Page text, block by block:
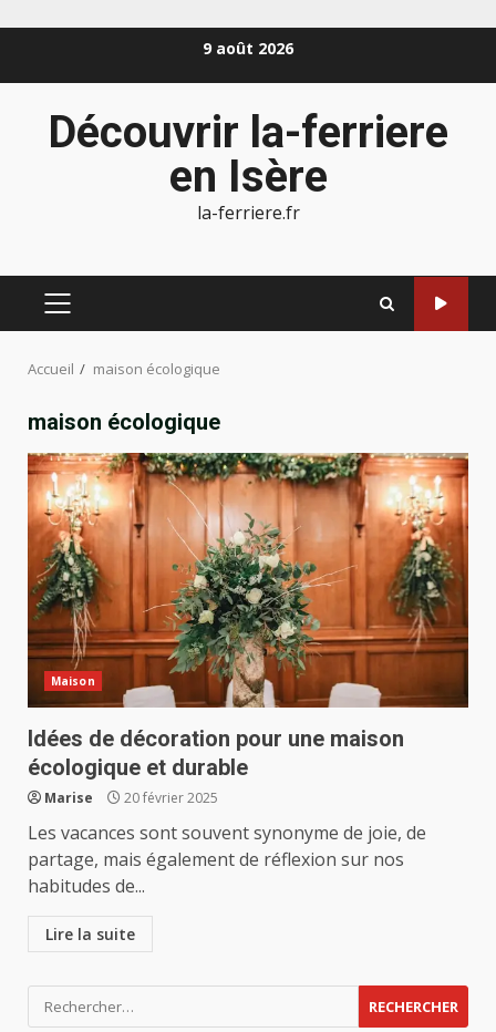
9 août 2026
Découvrir la-ferriere
en Isère
la-ferriere.fr
MENU
Accueil maison écologique
maison écologique
Maison
Idées de décoration pour une maison
écologique et durable
Marise 20 février 2025
Les vacances sont souvent synonyme de joie, de
partage, mais également de réflexion sur nos
habitudes de...
Lire la suite
Rechercher :